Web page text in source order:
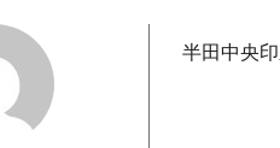
半田中央